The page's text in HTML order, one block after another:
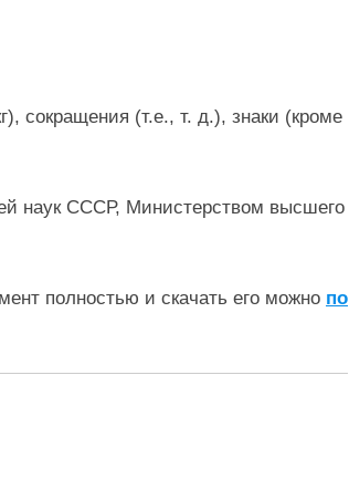
сокращения (т.е., т. д.), знаки (кроме
наук СССР, Министерством высшего
полностью и скачать его можно по